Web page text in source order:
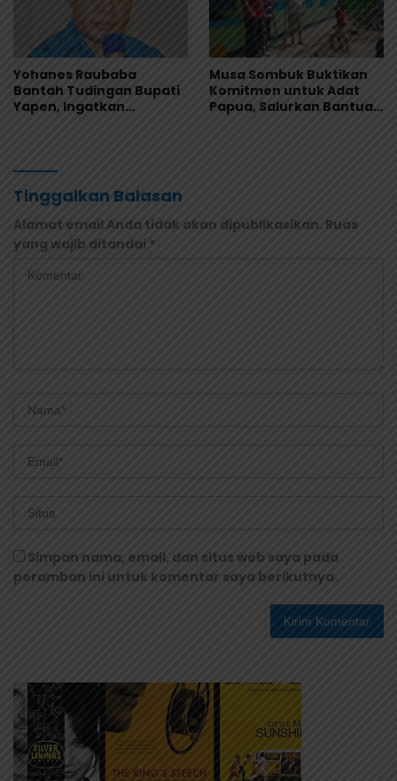
Yohanes Raubaba
Bantah Tudingan Bupati
Yapen, Ingatkan
Musa Sombuk Buktikan
Komitmen untuk Adat
Papua, Salurkan Bantuan
Tinggalkan Balasan
Alamat email Anda tidak akan dipublikasikan. Ruas
yang wajib ditandai *
Simpan nama, email, dan situs web saya pada
peramban ini untuk komentar saya berikutnya.